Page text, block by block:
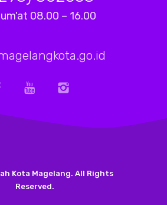
08.00 – 16.00
Kota Magelang. All Rights
Reserved.